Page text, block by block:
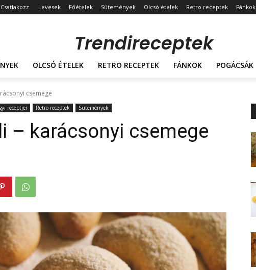
Levesek Főételek Sütemények Olcsó ételek Retro receptek Fánkok
Trendireceptek
OLCSÓ ÉTELEK RETRO RECEPTEK FÁNKOK POGÁCSÁK
csemege
receptjei Retro receptek Sütemények
– karácsonyi csemege